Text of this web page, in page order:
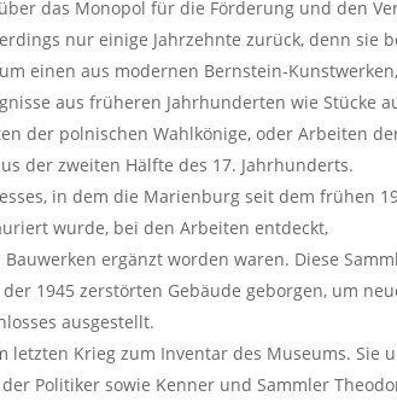
das Monopol für die Förderung und den
nur einige Jahrzehnte zurück, denn sie
einen aus modernen Bernstein-
aus früheren Jahrhunderten wie Stücke
der polnischen Wahlkönige, oder Arbeiten
der zweiten Hälfte des 17. Jahrhunderts.
in dem die Marienburg seit dem frühen
wurde, bei den Arbeiten entdeckt,
ergänzt worden waren. Diese
1945 zerstörten Gebäude geborgen, um
ausgestellt.
Krieg zum Inventar des Museums. Sie
Politiker sowie Kenner und Sammler